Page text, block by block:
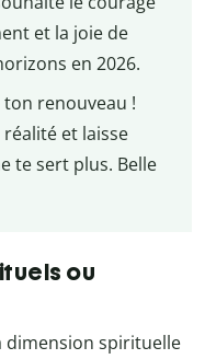
et la joie de
en 2026.
ton renouveau !
et laisse
te sert plus. Belle
ou
dimension spirituelle